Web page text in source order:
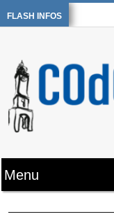
FLASH INFOS